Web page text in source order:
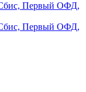
Первый ОФД,
Первый ОФД,